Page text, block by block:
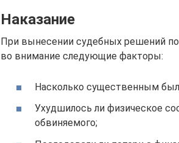
Наказание
При вынесении судебных решений
во внимание следующие факторы:
Насколько существенным
Ухудшилось ли физическое
обвиняемого;